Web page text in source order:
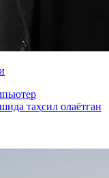
таҳсил олаётган